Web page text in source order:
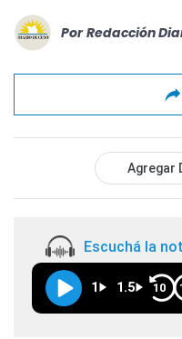
Por Redacción
Agregar
Escuchá la
1 1.5 10